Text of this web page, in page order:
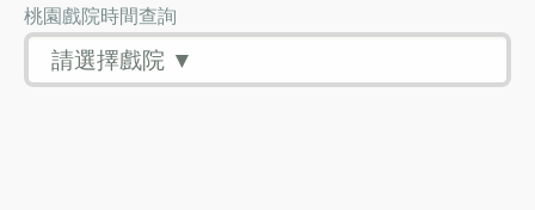
桃園戲院時間查詢